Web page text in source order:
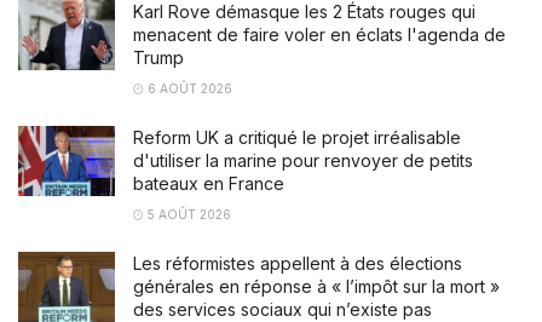
Karl Rove démasque les 2 États rouges qui
menacent de faire voler en éclats l'agenda de
Trump
6 AOÛT 2026
Reform UK a critiqué le projet irréalisable
d'utiliser la marine pour renvoyer de petits
bateaux en France
5 AOÛT 2026
Les réformistes appellent à des élections
générales en réponse à « l’impôt sur la mort »
des services sociaux qui n’existe pas